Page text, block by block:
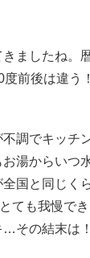
ましたね。
前後は違う
調でキッチ
湯からいつ
国と同じく
ても我慢で
その結末は